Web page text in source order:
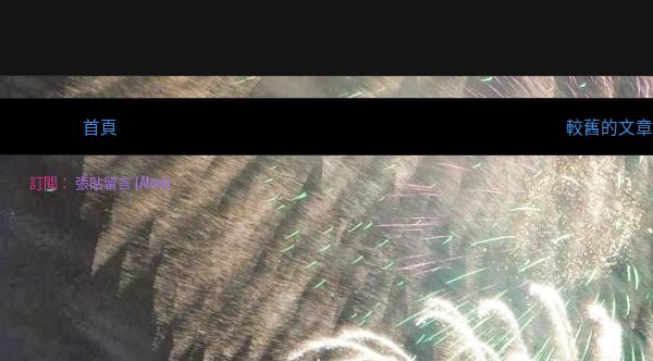
較舊的文章
首頁
訂閱： 張貼留言 (Atom)